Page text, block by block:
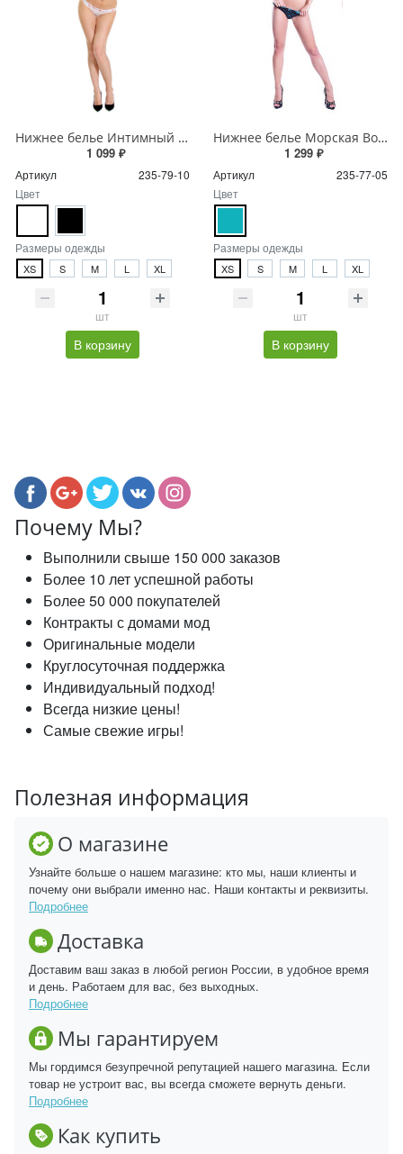
Нижнее белье Интимный Вечер
1 099 ₽
Артикул
235-79-10
Цвет
Размеры одежды
XS S M L XL
шт
В корзину
Нижнее белье Морская Волна
1 299 ₽
Артикул
235-77-05
Цвет
Размеры одежды
XS S M L XL
шт
В корзину
Почему Мы?
Выполнили свыше 150 000 заказов
Более 10 лет успешной работы
Более 50 000 покупателей
Контракты с домами мод
Оригинальные модели
Круглосуточная поддержка
Индивидуальный подход!
Всегда низкие цены!
Самые свежие игры!
Полезная информация
О магазине
Узнайте больше о нашем магазине: кто мы, наши клиенты и
почему они выбрали именно нас. Наши контакты и реквизиты.
Подробнее
Доставка
Доставим ваш заказ в любой регион России, в удобное время
и день. Работаем для вас, без выходных.
Подробнее
Мы гарантируем
Мы гордимся безупречной репутацией нашего магазина. Если
товар не устроит вас, вы всегда сможете вернуть деньги.
Подробнее
Как купить